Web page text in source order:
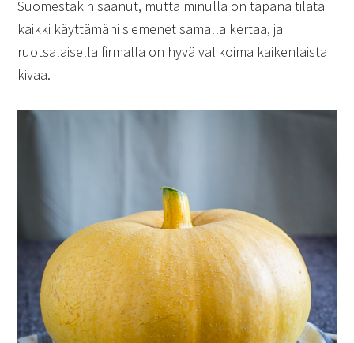
Suomestakin saanut, mutta minulla on tapana tilata
kaikki käyttämäni siemenet samalla kertaa, ja
ruotsalaisella firmalla on hyvä valikoima kaikenlaista
kivaa.